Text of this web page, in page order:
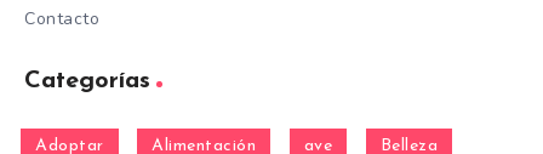
Contacto
Categorías
Adoptar Alimentación ave Belleza